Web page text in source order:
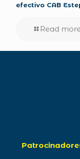
efectivo CAB
Read